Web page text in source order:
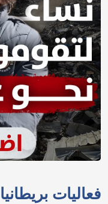
فعاليات بريطانيا